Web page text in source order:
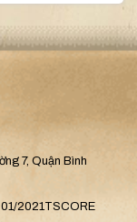
7, Quận Bình
01/2021TSCORE